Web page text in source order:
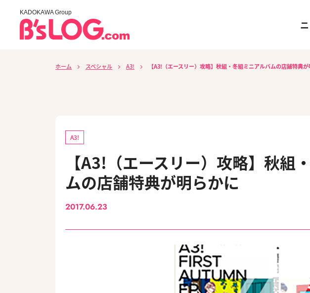
KADOKAWA Group
ホーム スペシャル A3! 【A3!（エースリー）攻略】秋組・冬組ミニアルバムの店舗特典
A3!
【A3!（エースリー）攻略】秋組
ムの店舗特典が明らかに
2017.06.23